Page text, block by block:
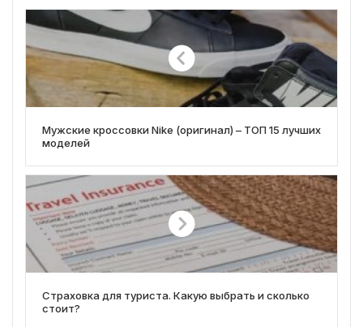
Мужские кроссовки Nike (оригинал) – ТОП 15 лучших
моделей
Страховка для туриста. Какую выбрать и сколько
стоит?